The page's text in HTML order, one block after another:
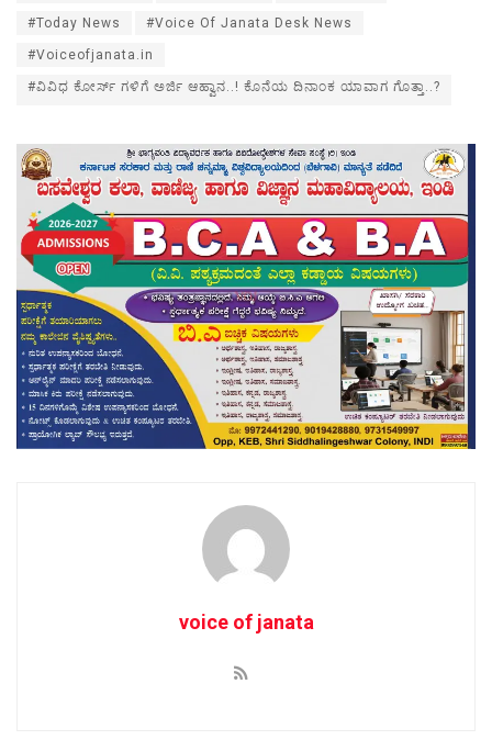
#Today News #Voice Of Janata Desk News
#Voiceofjanata.in
#ವಿವಿಧ ಕೋರ್ಸ್ ಗಳಿಗೆ ಅರ್ಜಿ ಆಹ್ವಾನ..! ಕೊನೆಯ ದಿನಾಂಕ ಯಾವಾಗ ಗೊತ್ತಾ..?
voice of janata